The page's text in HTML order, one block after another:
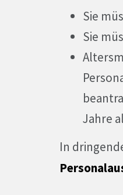
Sie
Sie
Jahre
In